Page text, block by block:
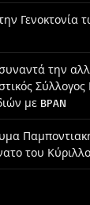
Γενοκτονία
την
Σύλλογος
με BPAN
του